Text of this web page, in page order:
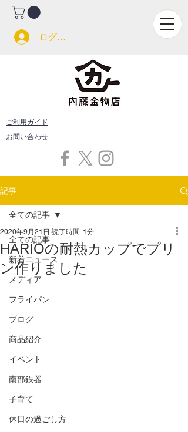
ログイン
ご利用ガイド
お問い合わせ
記事
全ての記事
新着ニュース
メディア
フライパン
ブログ
商品紹介
イベント
南部鉄器
子育て
休日の過ごし方
全ての記事
HARIOの耐熱カップでプリ
ン作りました
2020年9月21日 読了時間: 1分